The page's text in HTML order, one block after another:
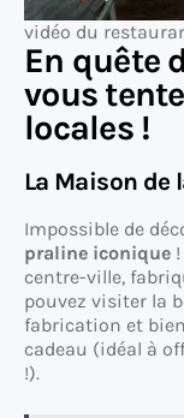
vidéo du
En quête
vous
locales !
La Maison de
Impossible de
praline iconique
centre-ville,
pouvez visiter la
fabrication et
cadeau (idéal à
!).